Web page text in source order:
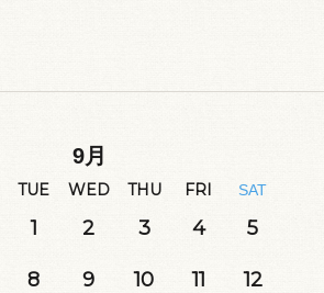
9月
TUE WED THU FRI SAT
1 2 3 4 5
8 9 10 11 12